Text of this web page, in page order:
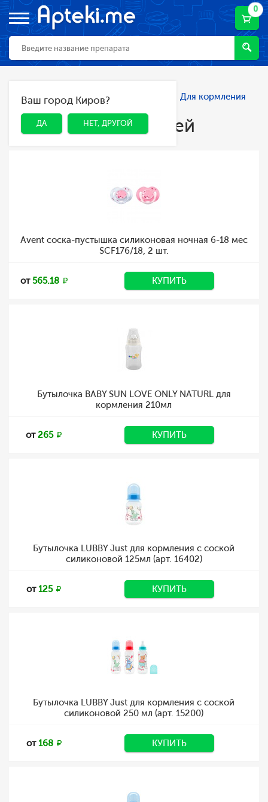
0
ДА НЕТ, ДРУГОЙ
Ваш город Киров?
ДА НЕТ, ДРУГОЙ
Главная Каталог Мама и малыш
Для кормления
детей
Для кормления детей
Avent соска-пустышка силиконовая ночная 6-18 мес
SCF176/18, 2 шт.
от565.18 КУПИТЬ
Бутылочка BABY SUN LOVE ONLY NATURL для
кормления 210мл
от265 КУПИТЬ
Бутылочка LUBBY Just для кормления с соской
силиконовой 125мл (арт. 16402)
от125 КУПИТЬ
Бутылочка LUBBY Just для кормления с соской
силиконовой 250 мл (арт. 15200)
от168 КУПИТЬ